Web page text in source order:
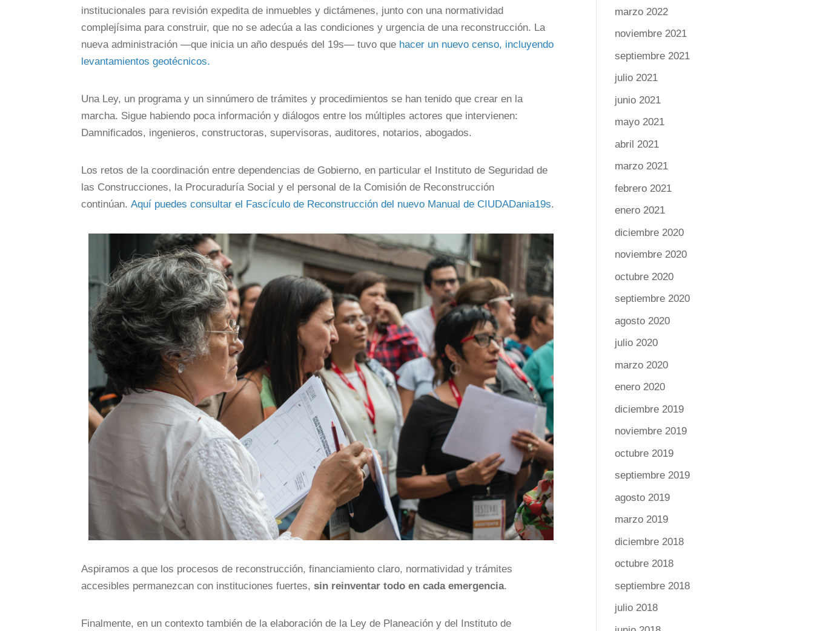
institucionales para revisión expedita de inmuebles y dictámenes, junto con una normatividad
complejísima para construir, que no se adecúa a las condiciones y urgencia de una reconstrucción. La
nueva administración —que inicia un año después del 19s— tuvo que hacer un nuevo censo, incluyendo
levantamientos geotécnicos.
Una Ley, un programa y un sinnúmero de trámites y procedimientos se han tenido que crear en la
marcha. Sigue habiendo poca información y diálogos entre los múltiples actores que intervienen:
Damnificados, ingenieros, constructoras, supervisoras, auditores, notarios, abogados.
Los retos de la coordinación entre dependencias de Gobierno, en particular el Instituto de Seguridad de
las Construcciones, la Procuraduría Social y el personal de la Comisión de Reconstrucción
continúan.Aquí puedes consultar el Fascículo de Reconstrucción del nuevo Manual de CIUDADania19s.
Aspiramos a que los procesos de reconstrucción, financiamiento claro, normatividad y trámites
accesibles permanezcan con instituciones fuertes,sin reinventar todo en cada emergencia.
Finalmente, en un contexto también de la elaboración de la Ley de Planeación y del Instituto de
marzo 2022
noviembre 2021
septiembre 2021
julio 2021
junio 2021
mayo 2021
abril 2021
marzo 2021
febrero 2021
enero 2021
diciembre 2020
noviembre 2020
octubre 2020
septiembre 2020
agosto 2020
julio 2020
marzo 2020
enero 2020
diciembre 2019
noviembre 2019
octubre 2019
septiembre 2019
agosto 2019
marzo 2019
diciembre 2018
octubre 2018
septiembre 2018
julio 2018